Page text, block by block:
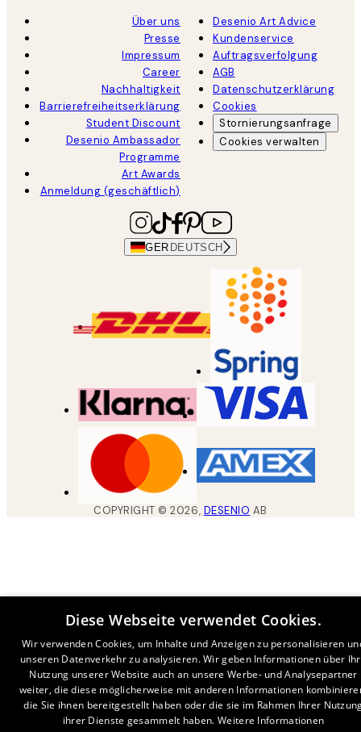
Über uns
Presse
Impressum
Career
Nachhaltigkeit
Barrierefreiheitserklärung
Student Discount
Desenio Ambassador
Programme
Art Awards
Anmeldung (geschäftlich)
Desenio Art Advice
Kundenservice
Auftragsverfolgung
AGB
Datenschutzerklärung
Cookies
Stornierungsanfrage
Cookies verwalten
GER DEUTSCH
COPYRIGHT ©2026, DESENIO AB
Diese Webseite verwendet Cookies.
Wir verwenden Cookies, um Inhalte und Anzeigen zu personalisieren
unseren Datenverkehr zu analysieren. Wir geben Informationen über
Nutzung unserer Website auch an unsere Werbe- und Analysepartner
weiter, die diese möglicherweise mit anderen Informationen
die Sie ihnen bereitgestellt haben oder die sie im Rahmen Ihrer
ihrer Dienste gesammelt haben. Weitere Informationen